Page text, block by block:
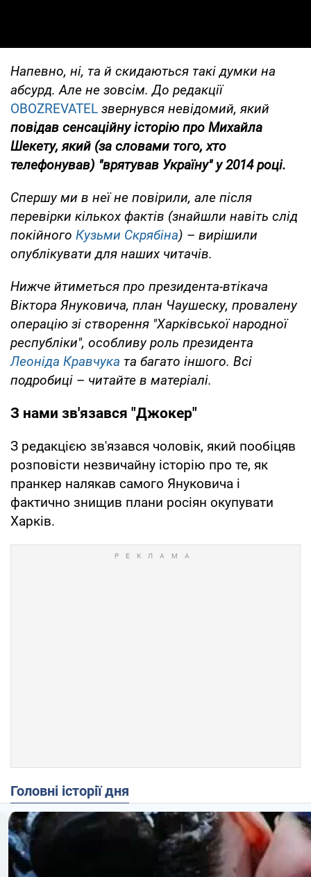
Напевно, ні, та й скидаються такі думки на
абсурд. Але не зовсім. До редакції
OBOZREVATEL звернувся невідомий, який
повідав сенсаційну історію про Михайла
Шекету, який (за словами того, хто
телефонував) "врятував Україну" у 2014 році.
Спершу ми в неї не повірили, але після
перевірки кількох фактів (знайшли навіть слід
покійного Кузьми Скрябіна) – вирішили
опублікувати для наших читачів.
Нижче йтиметься про президента-втікача
Віктора Януковича, план Чаушеску, провалену
операцію зі створення "Харківської народної
республіки", особливу роль президента
Леоніда Кравчука та багато іншого. Всі
подробиці – читайте в матеріалі.
З нами зв'язався "Джокер"
З редакцією зв'язався чоловік, який пообіцяв
розповісти незвичайну історію про те, як
пранкер налякав самого Януковича і
фактично знищив плани росіян окупувати
Харків.
Головні історії дня